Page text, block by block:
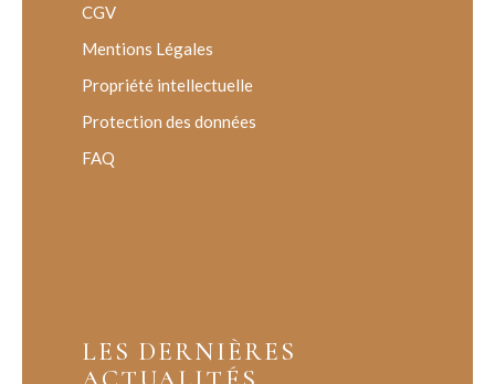
CGV
Mentions Légales
Propriété intellectuelle
Protection des données
FAQ
LES DERNIÈRES